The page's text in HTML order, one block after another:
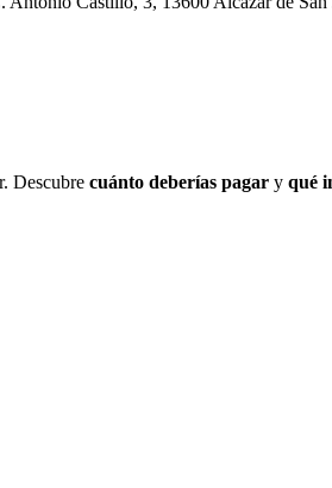
Descubre cuánto deberías pagar y qué